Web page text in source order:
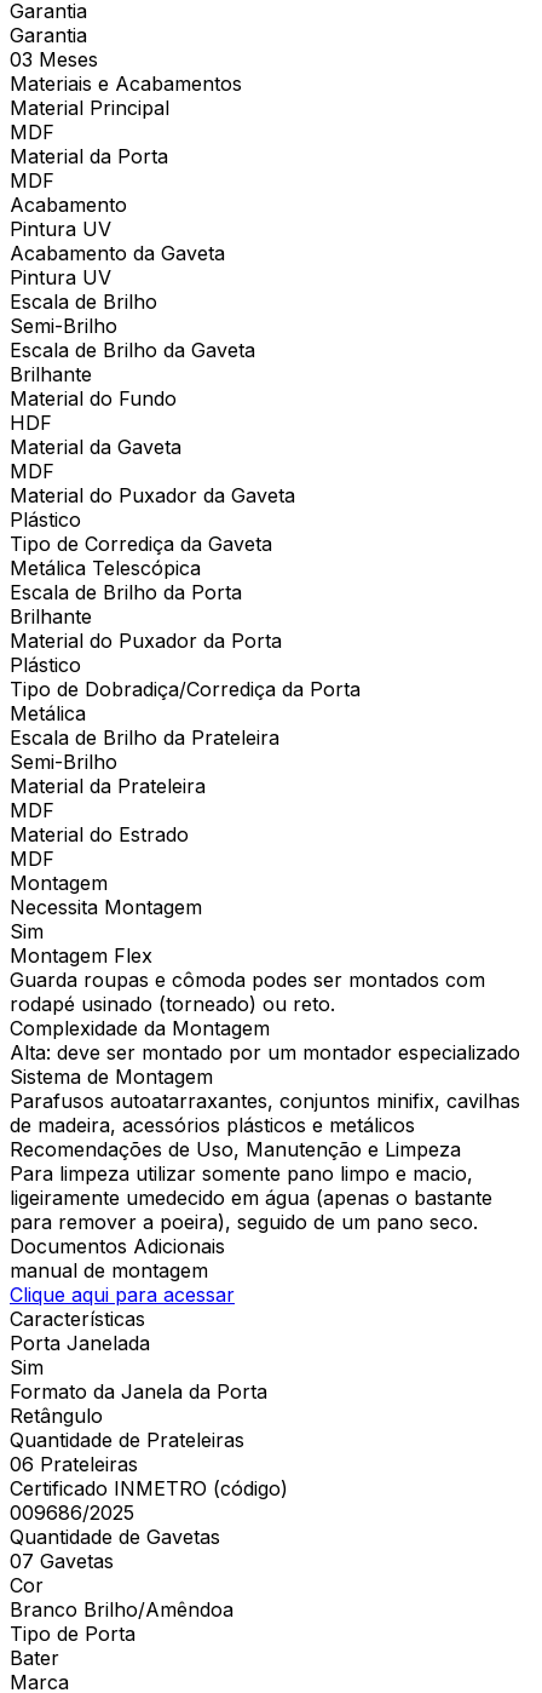
Garantia
Garantia
03 Meses
Materiais e Acabamentos
Material Principal
MDF
Material da Porta
MDF
Acabamento
Pintura UV
Acabamento da Gaveta
Pintura UV
Escala de Brilho
Semi-Brilho
Escala de Brilho da Gaveta
Brilhante
Material do Fundo
HDF
Material da Gaveta
MDF
Material do Puxador da Gaveta
Plástico
Tipo de Corrediça da Gaveta
Metálica Telescópica
Escala de Brilho da Porta
Brilhante
Material do Puxador da Porta
Plástico
Tipo de Dobradiça/Corrediça da Porta
Metálica
Escala de Brilho da Prateleira
Semi-Brilho
Material da Prateleira
MDF
Material do Estrado
MDF
Montagem
Necessita Montagem
Sim
Montagem Flex
Guarda roupas e cômoda podes ser montados com
rodapé usinado (torneado) ou reto.
Complexidade da Montagem
Alta: deve ser montado por um montador especializado
Sistema de Montagem
Parafusos autoatarraxantes, conjuntos minifix, cavilhas
de madeira, acessórios plásticos e metálicos
Recomendações de Uso, Manutenção e Limpeza
Para limpeza utilizar somente pano limpo e macio,
ligeiramente umedecido em água (apenas o bastante
para remover a poeira), seguido de um pano seco.
Documentos Adicionais
manual de montagem
Clique aqui para acessar
Características
Porta Janelada
Sim
Formato da Janela da Porta
Retângulo
Quantidade de Prateleiras
06 Prateleiras
Certificado INMETRO (código)
009686/2025
Quantidade de Gavetas
07 Gavetas
Cor
Branco Brilho/Amêndoa
Tipo de Porta
Bater
Marca